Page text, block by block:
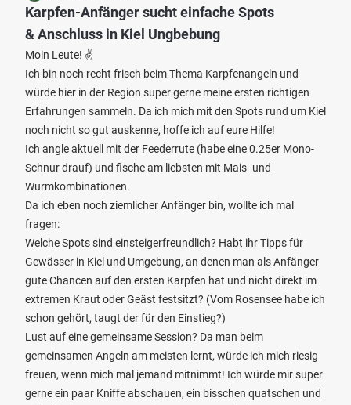
Karpfen-Anfänger sucht einfache Spots
& Anschluss in Kiel Ungbebung
Moin Leute! ✌️
Ich bin noch recht frisch beim Thema Karpfenangeln und
würde hier in der Region super gerne meine ersten richtigen
Erfahrungen sammeln. Da ich mich mit den Spots rund um Kiel
noch nicht so gut auskenne, hoffe ich auf eure Hilfe!
Ich angle aktuell mit der Feederrute (habe eine 0.25er Mono-
Schnur drauf) und fische am liebsten mit Mais- und
Wurmkombinationen.
Da ich eben noch ziemlicher Anfänger bin, wollte ich mal
fragen:
Welche Spots sind einsteigerfreundlich? Habt ihr Tipps für
Gewässer in Kiel und Umgebung, an denen man als Anfänger
gute Chancen auf den ersten Karpfen hat und nicht direkt im
extremen Kraut oder Geäst festsitzt? (Vom Rosensee habe ich
schon gehört, taugt der für den Einstieg?)
Lust auf eine gemeinsame Session? Da man beim
gemeinsamen Angeln am meisten lernt, würde ich mich riesig
freuen, wenn mich mal jemand mitnimmt! Ich würde mir super
gerne ein paar Kniffe abschauen, ein bisschen quatschen und